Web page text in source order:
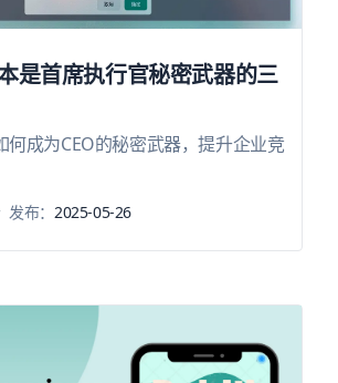
是首席执行官秘密武器的三
何成为CEO的秘密武器，提升企业竞
发布：2025-05-26